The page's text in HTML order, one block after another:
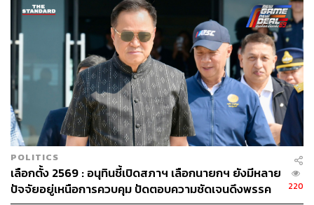
BREAKING: รัฐสภามีมติ ‘ไม่เห็นชอบ’ ให้พิธา ลิ้มเจริญรัตน์ ดำรง
ตำแหน่งนายกรัฐมนตรี
วันนี้ (13 กรกฎาคม) หลังที่ประชุมร่วมรัฐสภา เริ่มการประชุมตั้งแต่
เวลา 09.30 น. โดยมีวาระสำคัญคือ การพิจารณาให้ความเห็นชอบ
บุคคลเป็นนายกรัฐมนตรี ตามรัฐธรรมนูญมาตรา 272
ต่อมา นพ.ชลน่าน ศรีแก้ว ส.ส.จังหวัดน่าน และ หัวหน้าพรรคเพื่อไทย
ได้เสนอชื่อ ‘พิธา ลิ้มเจริญรัตน์’ เป็นนายกรัฐมนตรี ซึ่งมีเพียงชื่อเดียว
โดยที่ประชุมทั้ง ส.ส. และ ส.ว. ได้อภิปรายถึงคุณสมบัติของพิธา อย่าง
ต่อเนื่อง
POLITICS
เลือกตั้ง 2569 : อนุทินชี้เปิดสภาฯ เลือกนายกฯ ยังมีหลาย
ปัจจัยอยู่เหนือการควบคุม ปัดตอบความชัดเจนดึงพรรค
220